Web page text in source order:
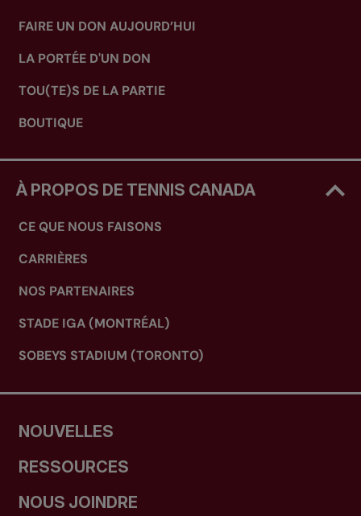
FAIRE UN DON AUJOURD’HUI
LA PORTÉE D'UN DON
TOU(TE)S DE LA PARTIE
BOUTIQUE
À PROPOS DE TENNIS CANADA
CE QUE NOUS FAISONS
CARRIÈRES
NOS PARTENAIRES
STADE IGA (MONTRÉAL)
SOBEYS STADIUM (TORONTO)
NOUVELLES
RESSOURCES
NOUS JOINDRE